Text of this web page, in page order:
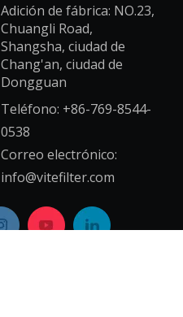
Adición de fábrica: NO.23,
Chuangli Road,
Shangsha, ciudad de
Chang'an, ciudad de
Dongguan
Teléfono: +86-769-8544-
0538
Correo electrónico:
info@vitefilter.com